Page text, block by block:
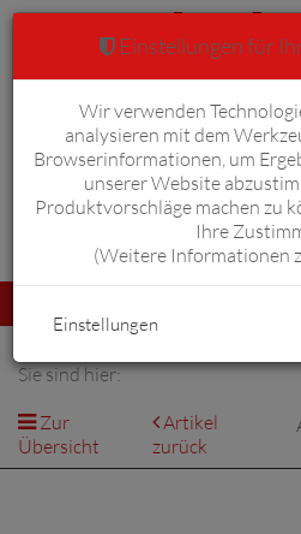
Anmelden
umschalten
Sie sind hier:
Zur
Übersicht
Artikel
zurück
Einstellungen für
Wir verwenden
analysieren mit dem
Browserinformationen, um
unserer Website
Produktvorschläge machen zu
Ihre
(Weitere Informationen
Einstellungen